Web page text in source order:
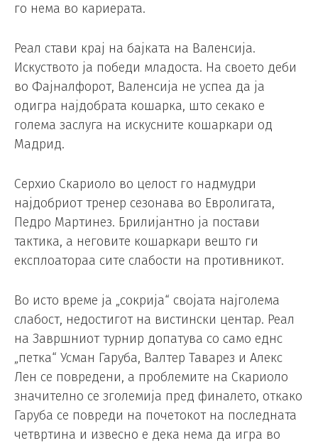
го нема во кариерата.
Реал стави крај на бајката на Валенсија.
Искуството ја победи младоста. На своето деби
во Фајналфорот, Валенсија не успеа да ја
одигра најдобрата кошарка, што секако е
голема заслуга на искусните кошаркари од
Мадрид.
Серхио Скариоло во целост го надмудри
најдобриот тренер сезонава во Евролигата,
Педро Мартинез. Брилијантно ја постави
тактика, а неговите кошаркари вешто ги
експлоатораа сите слабости на противникот.
Во исто време ја „сокрија“ својата најголема
слабост, недостигот на вистински центар. Реал
на Завршниот турнир допатува со само еднс
„петка“ Усман Гаруба, Валтер Таварез и Алекс
Лен се повредени, а проблемите на Скариоло
значително се зголемија пред финалето, откако
Гаруба се повреди на почетокот на последната
четвртина и извесно е дека нема да игра во